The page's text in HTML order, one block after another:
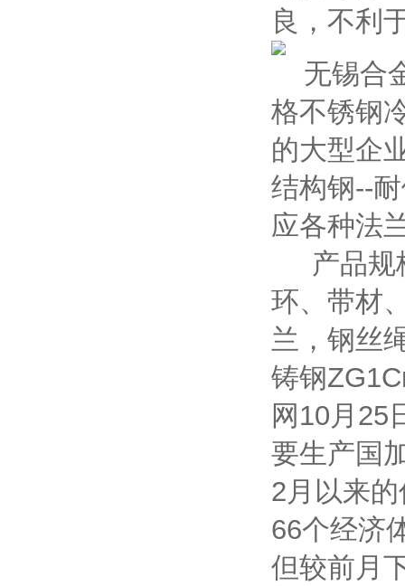
良，不利
无锡合
格不锈钢
的大型企
结构钢--
应各种法
产品规
环、带材
兰，钢丝
铸钢
网10月25
要生产国
2月以来
66个经济
但较前月